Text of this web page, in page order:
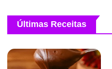
Últimas Receitas